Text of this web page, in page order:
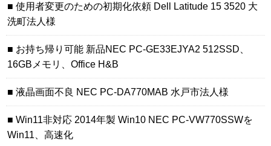
使用者変更のための初期化依頼 Dell Latitude 15 3520 大
洗町法人様
お持ち帰り可能 新品NEC PC-GE33EJYA2 512SSD、
16GBメモリ、Office H&B
液晶画面不良 NEC PC-DA770MAB 水戸市法人様
Win11非対応 2014年製 Win10 NEC PC-VW770SSWを
Win11、高速化